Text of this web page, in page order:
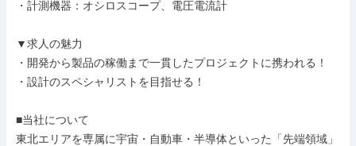
・計測機器：オシロスコープ、電圧電流計
▼求人の魅力
・開発から製品の稼働まで一貫したプロジェクトに携われる！
・設計のスペシャリストを目指せる！
■当社について
東北エリアを専属に宇宙・自動車・半導体といった「先端領域」